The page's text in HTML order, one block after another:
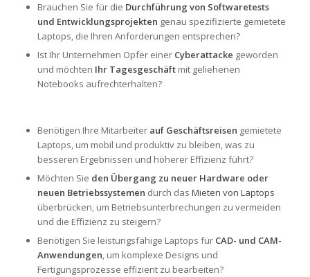
Brauchen Sie für die Durchführung von Softwaretests
und Entwicklungsprojekten genau spezifizierte gemietete
Laptops, die Ihren Anforderungen entsprechen?
Ist Ihr Unternehmen Opfer einer Cyberattacke geworden
und möchten Ihr Tagesgeschäftmit geliehenen
Notebooks aufrechterhalten?
Benötigen Ihre Mitarbeiter auf Geschäftsreisen gemietete
Laptops, um mobil und produktiv zu bleiben, was zu
besseren Ergebnissen und höherer Effizienz führt?
Möchten Sie den Übergang zu neuer Hardware oder
neuen Betriebssystemen durch das Mieten von Laptops
überbrücken, um Betriebsunterbrechungen zu vermeiden
und die Effizienz zu steigern?
Benötigen Sie leistungsfähige Laptops für CAD- und CAM-
Anwendungen, um komplexe Designs und
Fertigungsprozesse effizient zu bearbeiten?